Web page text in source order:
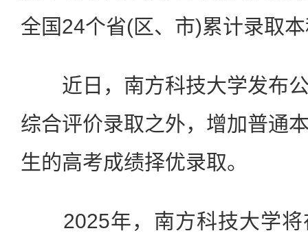
全国24个省(区、市)累计录取
近日，南方科技大学发布公
综合评价录取之外，增加普通
生的高考成绩择优录取。
2025年，南方科技大学将